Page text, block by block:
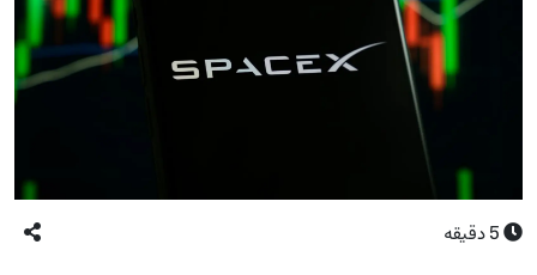
5دقیقه